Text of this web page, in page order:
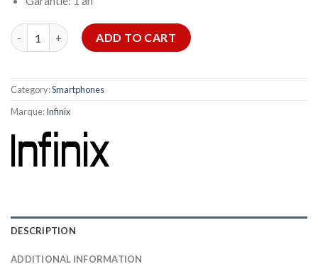
SMARTPHONE INFINIX SMART 9 4GO 128GO - GOLD quantity
ADD TO CART
Category:Smartphones
Marque:Infinix
DESCRIPTION
ADDITIONAL INFORMATION